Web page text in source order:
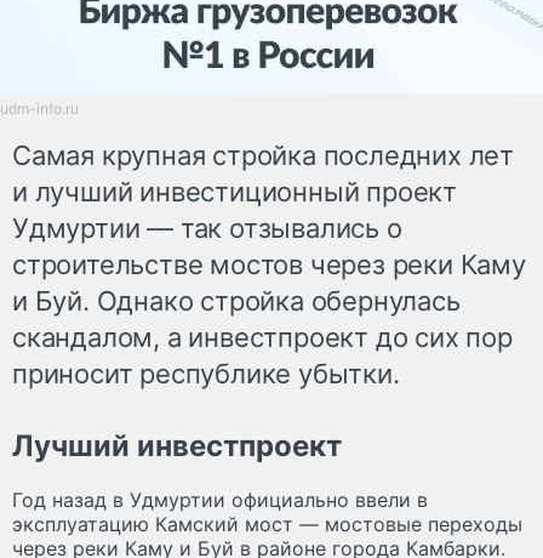
udm-info.ru
Самая крупная стройка последних лет
и лучший инвестиционный проект
Удмуртии — так отзывались о
строительстве мостов через реки Каму
и Буй. Однако стройка обернулась
скандалом, а инвестпроект до сих пор
приносит республике убытки.
Лучший инвестпроект
Год назад в Удмуртии официально ввели в
эксплуатацию Камский мост — мостовые переходы
через реки Каму и Буй в районе города Камбарки.